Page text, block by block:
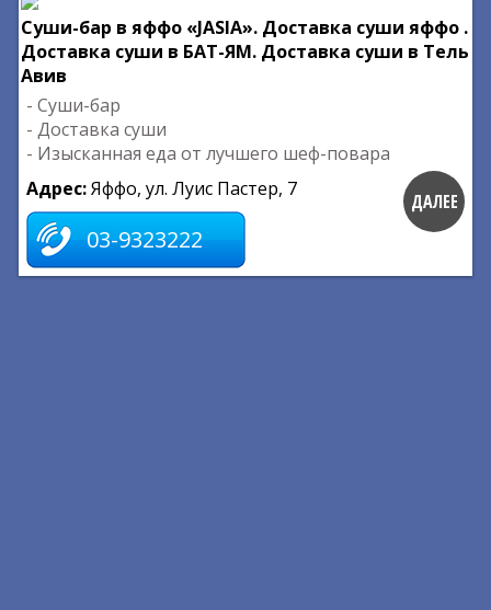
Суши-бар в яффо «JASIA». Доставка суши яффо .
Доставка суши в БАТ-ЯМ. Доставка суши в Тель
Авив
- Суши-бар
- Доставка суши
- Изысканная еда от лучшего шеф-повара
Адрес:Яффо, ул. Луис Пастер, 7
03-9323222
ДАЛЕЕ